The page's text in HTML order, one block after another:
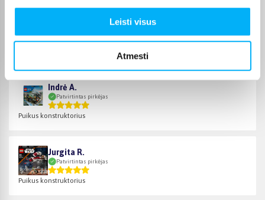
Leisti visus
Atmesti
Prekė kokybiškai įpakuota, gavau tai, ko ir tikėjausi. Pristatymas per visą
Indrė A.
Patvirtintas pirkėjas
Puikus konstruktorius
Jurgita R.
Patvirtintas pirkėjas
Puikus konstruktorius